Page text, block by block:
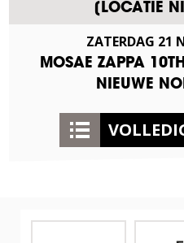
[LOCATIE
ZATERDAG 21
MOSAE ZAPPA
NIEUWE